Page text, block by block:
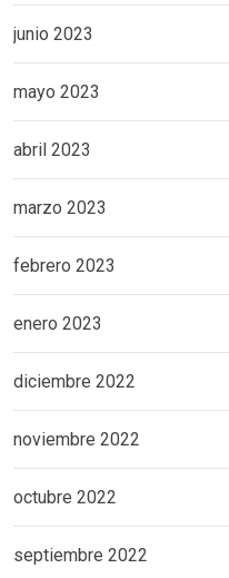
junio 2023
mayo 2023
abril 2023
marzo 2023
febrero 2023
enero 2023
diciembre 2022
noviembre 2022
octubre 2022
septiembre 2022